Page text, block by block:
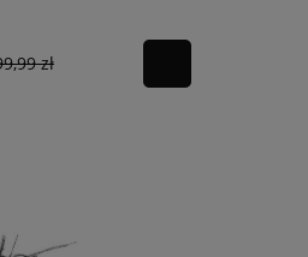
ofertę Higo,
zł